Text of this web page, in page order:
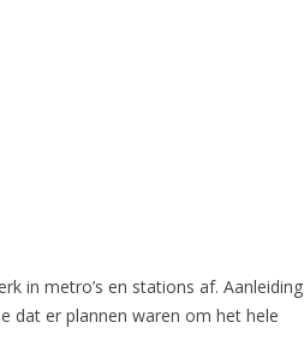
in metro’s en stations af. Aanleiding
dat er plannen waren om het hele